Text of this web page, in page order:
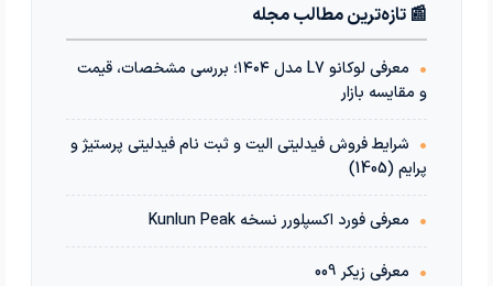
📰 تازه‌ترین مطالب مجله
•
معرفی لوکانو L7 مدل ۱۴۰۴؛ بررسی مشخصات، قیمت
و مقایسه بازار
• شرایط فروش فیدلیتی الیت و ثبت نام فیدلیتی پرستیژ و
پرایم (1405)
• معرفی فورد اکسپلورر نسخه Kunlun Peak
• معرفی زیکر 009